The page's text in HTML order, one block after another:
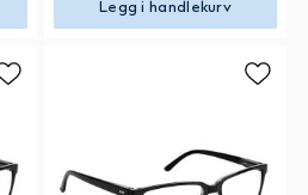
Legg i handlekurv